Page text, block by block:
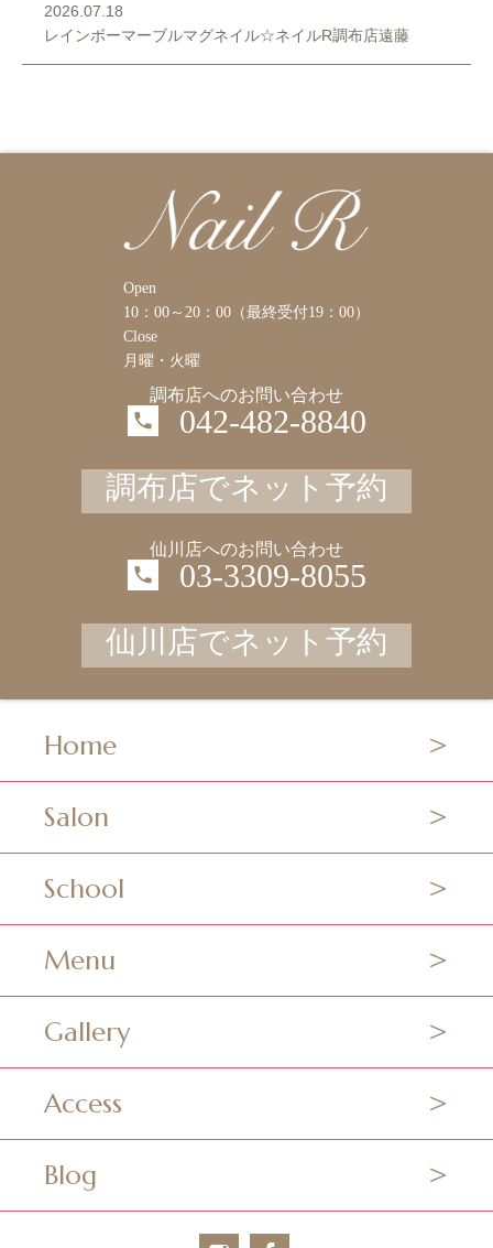
2026.07.18
レインボーマーブルマグネイル☆ネイルR調布店遠藤
Open
10：00～20：00（最終受付19：00）
Close
月曜・火曜
調布店へのお問い合わせ
042-482-8840
調布店でネット予約
仙川店へのお問い合わせ
03-3309-8055
仙川店でネット予約
Home
Salon
School
Menu
Gallery
Access
Blog